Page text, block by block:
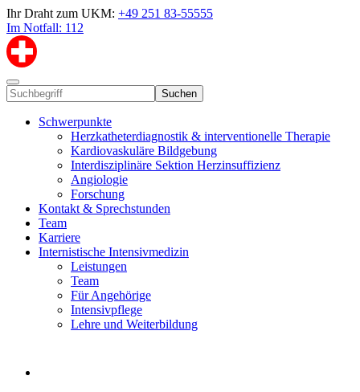
Ihr Draht zum UKM: +49 251 83-55555
Im Notfall: 112
Suchen
Schwerpunkte
Herzkatheterdiagnostik & interventionelle Therapie
Kardiovaskuläre Bildgebung
Interdisziplinäre Sektion Herzinsuffizienz
Angiologie
Forschung
Kontakt & Sprechstunden
Team
Karriere
Internistische Intensivmedizin
Leistungen
Team
Für Angehörige
Intensivpflege
Lehre und Weiterbildung